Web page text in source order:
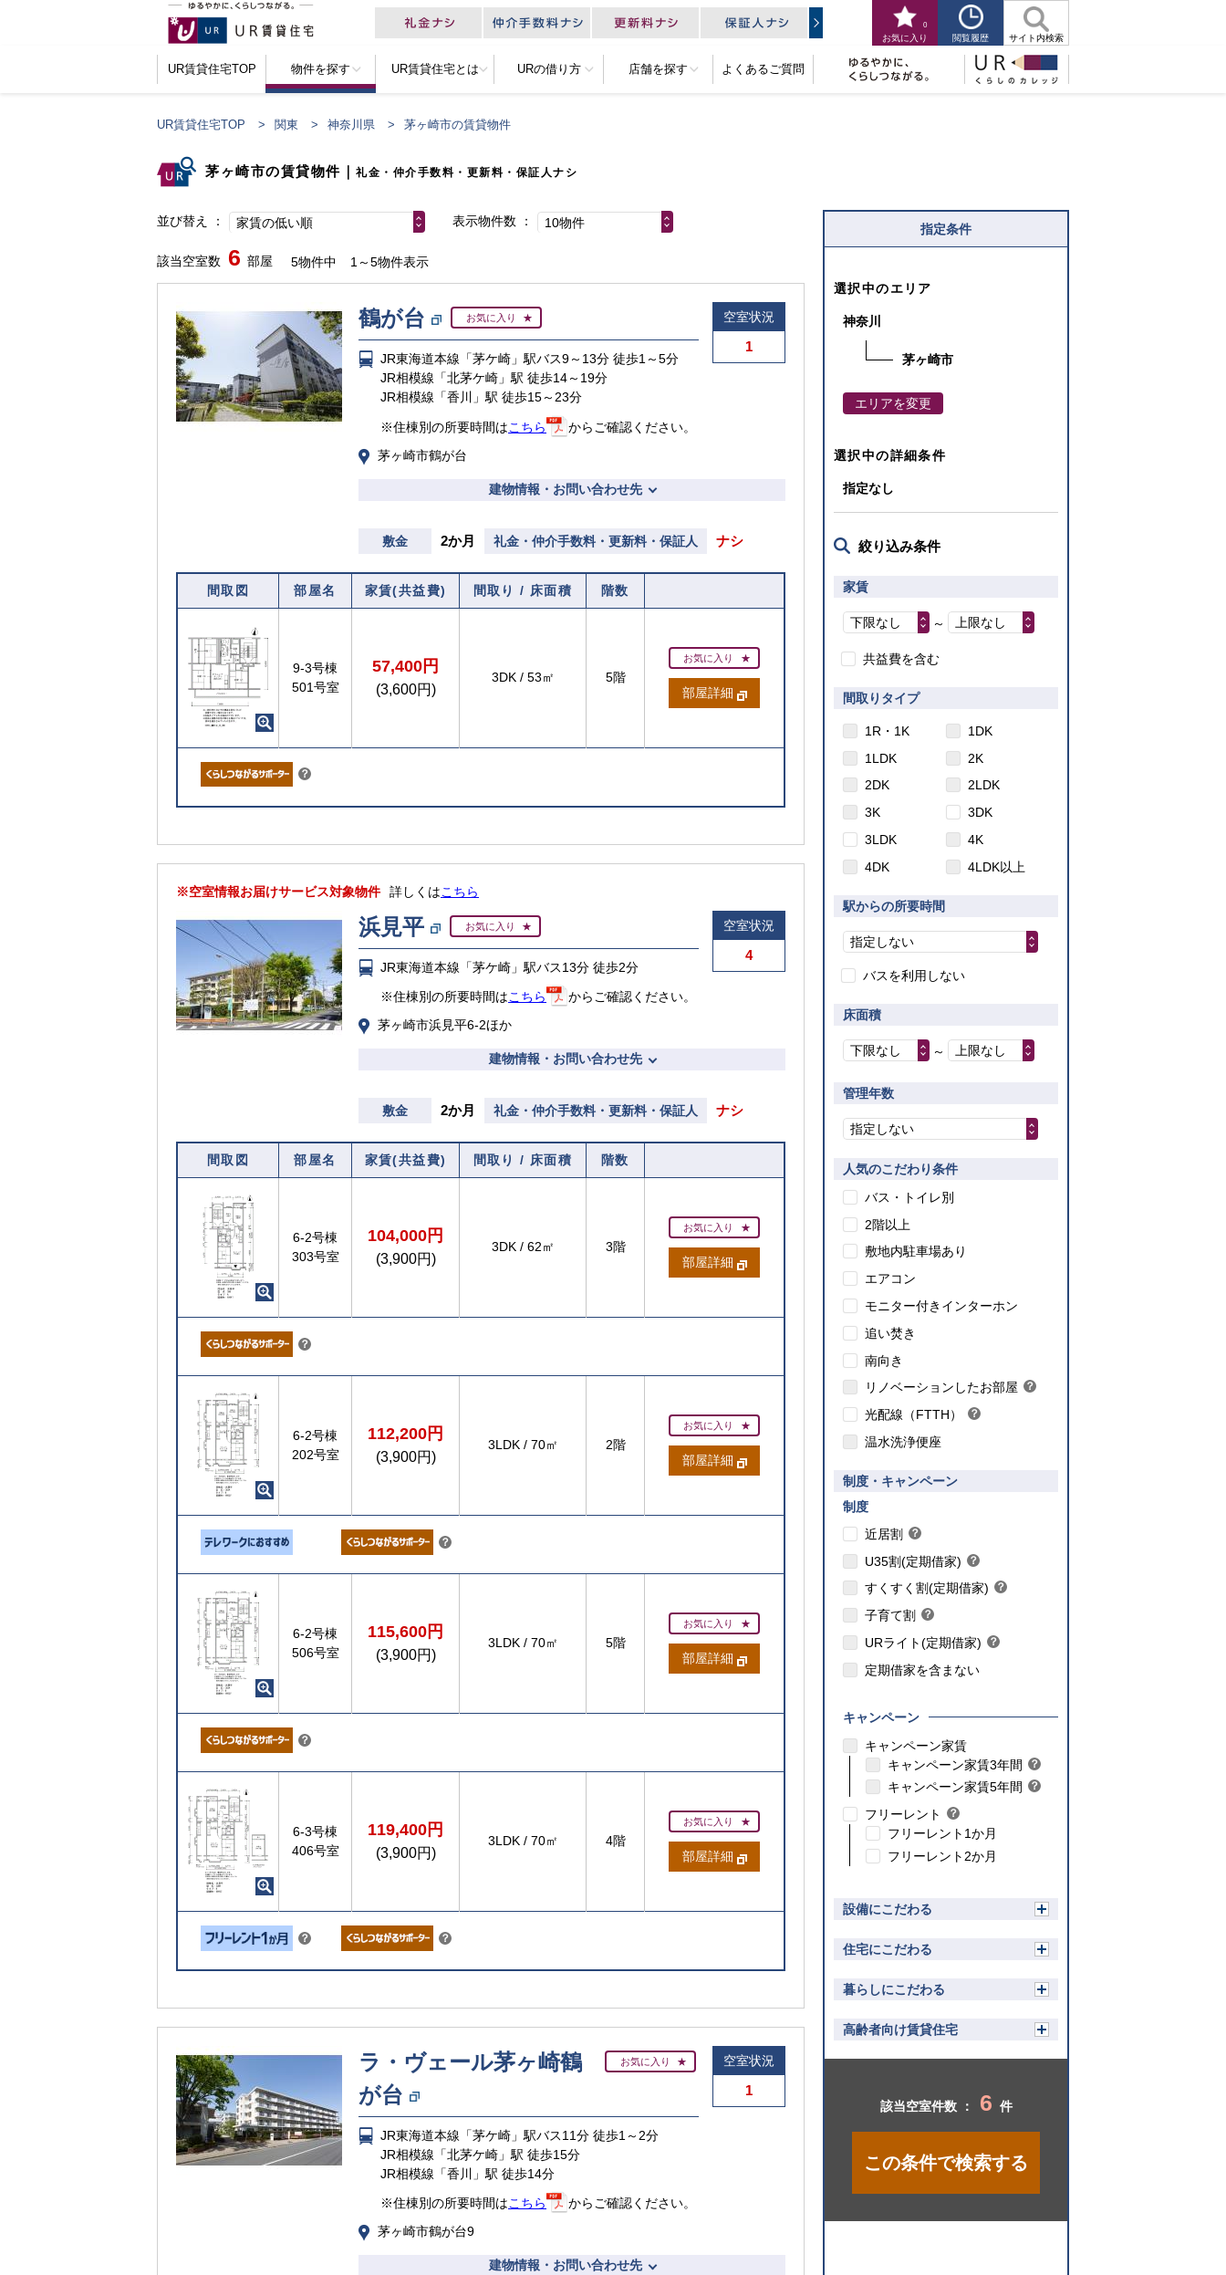
お気に入り
0
閲覧履歴 サイト内検索
UR賃貸住宅TOP 物件を探す UR賃貸住宅とは URの借り方 店舗を探す よくあるご質問
UR賃貸住宅TOP 関東 神奈川県 茅ヶ崎市の賃貸物件
茅ヶ崎市の賃貸物件 ｜礼金・仲介手数料・更新料・保証人ナシ
並び替え 家賃の低い順 表示物件数 10物件
該当空室数 6 部屋 5物件中 1～5物件表示
鶴が台 お気に入り
JR東海道本線「茅ケ崎」駅バス9～13分 徒歩1～5分
JR相模線「北茅ケ崎」駅 徒歩14～19分
JR相模線「香川」駅 徒歩15～23分
※住棟別の所要時間はこちら
からご確認ください。
茅ヶ崎市鶴が台
空室状況
1
建物情報・お問い合わせ先
敷金 2か月 礼金・仲介手数料・更新料・保証人 ナシ
間取図 部屋名 家賃(共益費) 間取り / 床面積 階数
9-3号棟
501号室
57,400円
(3,600円)
3DK / 53㎡ 5階
お気に入り
部屋詳細
？
こちら
※空室情報お届けサービス対象物件 詳しくはこちら
浜見平 お気に入り
JR東海道本線「茅ケ崎」駅バス13分 徒歩2分
※住棟別の所要時間はこちら
からご確認ください。
茅ヶ崎市浜見平6-2ほか
空室状況
4
建物情報・お問い合わせ先
敷金 2か月 礼金・仲介手数料・更新料・保証人 ナシ
間取図 部屋名 家賃(共益費) 間取り / 床面積 階数
6-2号棟
303号室
104,000円
(3,900円)
3DK / 62㎡ 3階
お気に入り
部屋詳細
？
こちら
6-2号棟
202号室
112,200円
(3,900円)
3LDK / 70㎡ 2階
お気に入り
部屋詳細
？
こちら
6-2号棟
506号室
115,600円
(3,900円)
3LDK / 70㎡ 5階
お気に入り
部屋詳細
？
こちら
6-3号棟
406号室
119,400円
(3,900円)
3LDK / 70㎡ 4階
お気に入り
部屋詳細
？
ン
こちら
？
こちら
ラ・ヴェール茅ヶ崎鶴
が台
お気に入り
JR東海道本線「茅ケ崎」駅バス11分 徒歩1～2分
JR相模線「北茅ケ崎」駅 徒歩15分
JR相模線「香川」駅 徒歩14分
※住棟別の所要時間はこちら
からご確認ください。
茅ヶ崎市鶴が台9
空室状況
1
建物情報・お問い合わせ先
指定条件
選択中のエリア
神奈川
茅ヶ崎市
エリアを変更
選択中の詳細条件
指定なし
絞り込み条件
家賃
下限なし ～ 上限なし
共益費を含む
間取りタイプ
1R・1K
1DK
1LDK
2K
2DK
2LDK
3K
3DK
3LDK
4K
4DK
4LDK以上
駅からの所要時間
指定しない
バスを利用しない
床面積
下限なし ～ 上限なし
管理年数
指定しない
人気のこだわり条件
バス・トイレ別
2階以上
敷地内駐車場あり
エアコン
モニター付きインターホン
追い焚き
南向き
リノベーションしたお部屋 ？
光配線（FTTH） ？
賃貸住宅のインターネット対応について
温水洗浄便座
制度・キャンペーン
制度
近居割
？
ン
ト
こちら
U35割(定期借家) ？
ン
【ご入居要件あり】35歳以下の方限定
こちら
すくすく割(定期借家) ？
ト
【ご入居要件あり】満18歳未満のお子様を
扶養、もしくはご妊娠されている方限定
こちら
子育て割 ？
ン
ト
【ご入居要件あり】子育て世帯や新婚世帯
の方限定
こちら
URライト(定期借家) ？
こちら
定期借家を含まない
キャンペーン
キャンペーン家賃
キャンペーン家賃3年間 ？
ヒ
キャンペーン家賃5年間 ？
こちら
フリーレント ？
ヒ
ト
こちら
フリーレント1か月
フリーレント2か月
設備にこだわる
く住宅にこだわる
く暮らしにこだわる
く高齢者向け賃貸住宅
該当空室件数 ： 6 件
この条件で検索する